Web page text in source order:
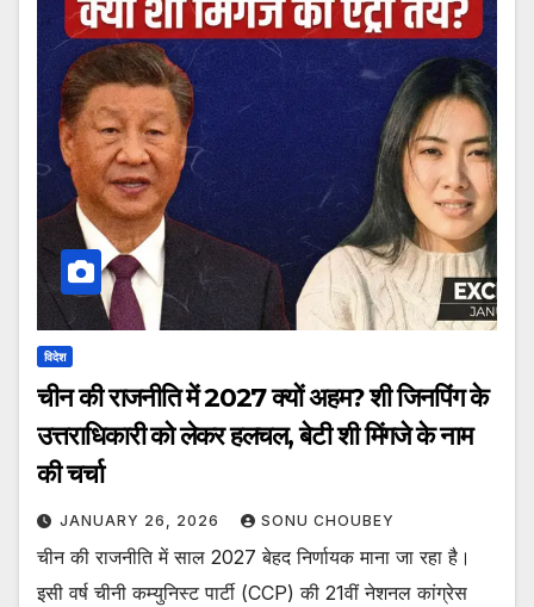
विदेश
चीन की राजनीति में 2027 क्यों अहम? शी जिनपिंग के
उत्तराधिकारी को लेकर हलचल, बेटी शी मिंगजे के नाम
की चर्चा
JANUARY 26, 2026 SONU CHOUBEY
चीन की राजनीति में साल 2027 बेहद निर्णायक माना जा रहा है।
इसी वर्ष चीनी कम्युनिस्ट पार्टी (CCP) की 21वीं नेशनल कांग्रेस